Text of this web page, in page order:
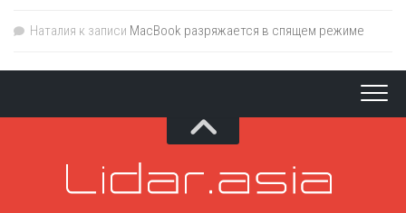
Наталия к записи MacBook разряжается в спящем режиме